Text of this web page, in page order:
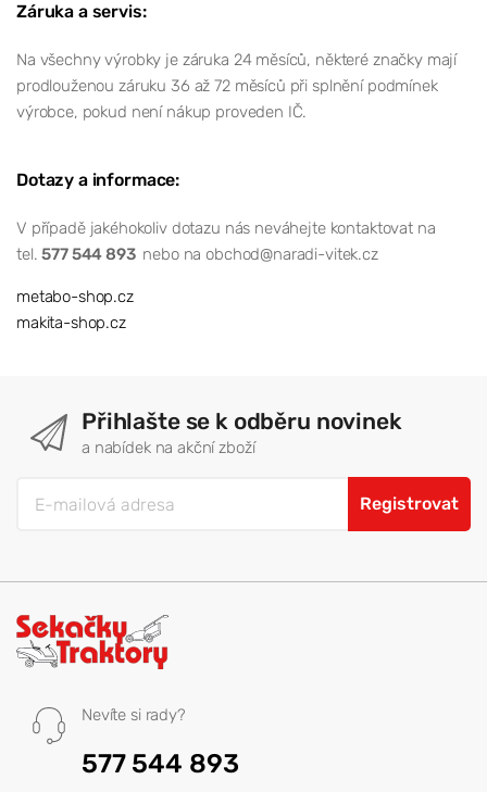
Záruka a servis:
Na všechny výrobky je záruka 24 měsíců, některé značky mají
prodlouženou záruku 36 až 72 měsíců při splnění podmínek
výrobce, pokud není nákup proveden IČ.
Dotazy a informace:
V případě jakéhokoliv dotazu nás neváhejte kontaktovat na
tel.577 544 893 nebo na obchod@naradi-vitek.cz
metabo-shop.cz
makita-shop.cz
Přihlašte se k odběru novinek
a nabídek na akční zboží
Registrovat
Nevíte si rady?
577 544 893